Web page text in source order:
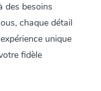
des besoins
chaque détail
unique
fidèle